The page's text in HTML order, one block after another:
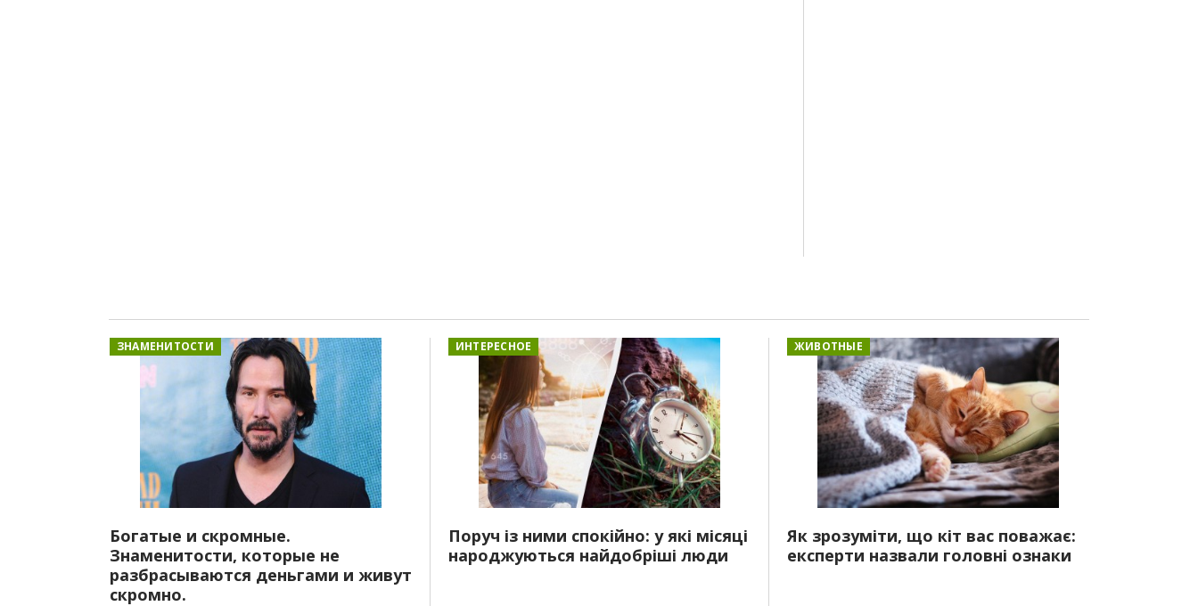
ЗНАМЕНИТОСТИ
Богатые и скромные.
Знаменитости, которые не
разбрасываются деньгами и живут
скромно.
ИНТЕРЕСНОЕ
Поруч із ними спокійно: у які місяці
народжуються найдобріші люди
ЖИВОТНЫЕ
Як зрозуміти, що кіт вас поважає:
експерти назвали головні ознаки